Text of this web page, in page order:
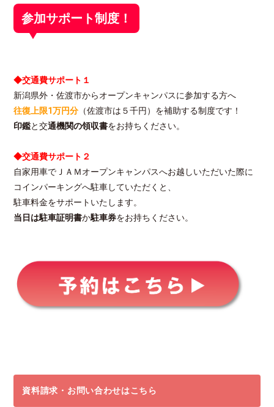
参加サポート制度！
◆交通費サポート１
新潟県外・佐渡市からオープンキャンパスに参加する方へ
往復上限1万円分 （佐渡市は５千円）を補助する制度です！
印鑑と交通機関の領収書をお持ちください。
◆交通費サポート２
自家用車でＪＡＭオープンキャンパスへお越しいただいた際に
コインパーキングへ駐車していただくと、
駐車料金をサポートいたします。
当日は駐車証明書か駐車券をお持ちください。
資料請求・お問い合わせはこちら